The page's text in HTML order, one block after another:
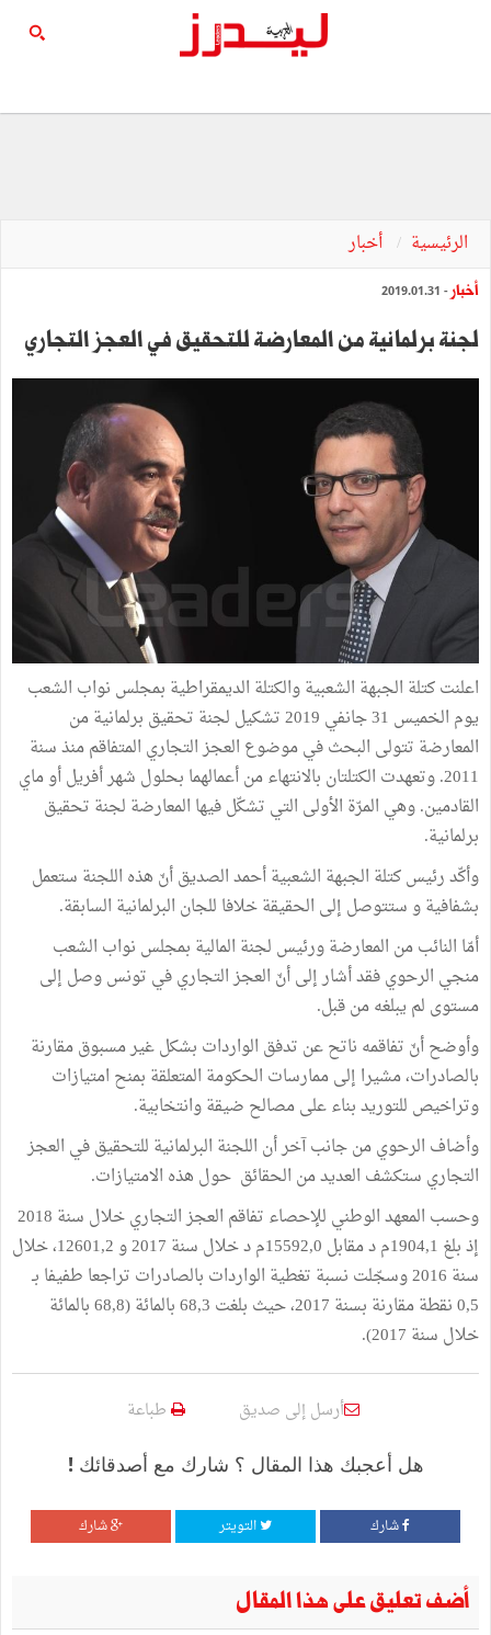
الرئيسية أخبار
أخبار - 2019.01.31
لجنة برلمانية من المعارضة للتحقيق في العجز التجاري
اعلنت كتلة الجبهة الشعبية والكتلة الديمقراطية بمجلس نواب الشعب
يوم الخميس 31 جانفي 2019 تشكيل لجنة تحقيق برلمانية من
المعارضة تتولى البحث في موضوع العجز التجاري المتفاقم منذ سنة
2011. وتعهدت الكتلتان بالانتهاء من أعمالهما بحلول شهر أفريل أو ماي
القادمين. وهي المرّة الأولى التي تشكّل فيها المعارضة لجنة تحقيق
برلمانية.
وأكّد رئيس كتلة الجبهة الشعبية أحمد الصديق أنّ هذه اللجنة ستعمل
بشفافية و ستتوصل إلى الحقيقة خلافا للجان البرلمانية السابقة.
أمّا النائب من المعارضة ورئيس لجنة المالية بمجلس نواب الشعب
منجي الرحوي فقد أشار إلى أنّ العجز التجاري في تونس وصل إلى
مستوى لم يبلغه من قبل.
وأوضح أنّ تفاقمه ناتح عن تدفق الواردات بشكل غير مسبوق مقارنة
بالصادرات، مشيرا إلى ممارسات الحكومة المتعلقة بمنح امتيازات
وتراخيص للتوريد بناء على مصالح ضيقة وانتخابية.
وأضاف الرحوي من جانب آخر أن اللجنة البرلمانية للتحقيق في العجز
التجاري ستكشف العديد من الحقائق حول هذه الامتيازات.
وحسب المعهد الوطني للإحصاء تفاقم العجز التجاري خلال سنة 2018
إذ بلغ 1904,1م د مقابل 15592,0م د خلال سنة 2017 و 12601,2، خلال
سنة 2016 وسجّلت نسبة تغطية الواردات بالصادرات تراجعا طفيفا بـ
0,5 نقطة مقارنة بسنة 2017، حيث بلغت 68,3 بالمائة (68,8 بالمائة
خلال سنة 2017).
أرسل إلى صديق طباعة
هل أعجبك هذا المقال ؟ شارك مع أصدقائك !
شارك التويتر شارك
أضف تعليق على هذا المقال